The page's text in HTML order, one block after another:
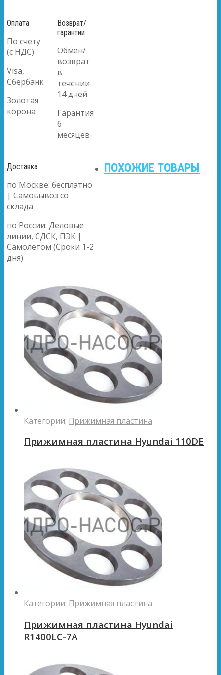
Оплата
По счету
(с НДС)
Visa,
Сбербанк
Золотая
корона
Возврат/
гарантии
Обмен/
возврат
в
течении
14 дней
Гарантия
6
месяцев
Доставка
по Москве: бесплатно
| Самовывоз со
склада
по России: Деловые
линии, СДСК, ПЭК |
Самолетом (Сроки 1-2
дня)
ПОХОЖИЕ ТОВАРЫ
Категории: Прижимная пластина
Прижимная пластина Hyundai 110DE
Категории: Прижимная пластина
Прижимная пластина Hyundai
R1400LC-7A